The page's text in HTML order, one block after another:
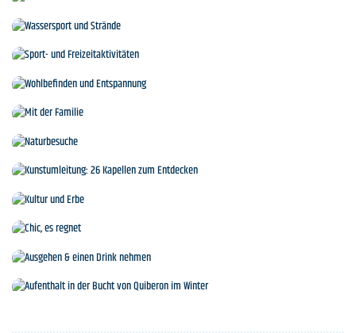
Inseln und Kreuzfahrten
Wassersport und Strände
Sport- und Freizeitaktivitäten
Naturbesuche
Kunstumleitung: 26 Kapellen zum Entdecken
Chic, es regnet
Ausgehen & einen Drink nehmen